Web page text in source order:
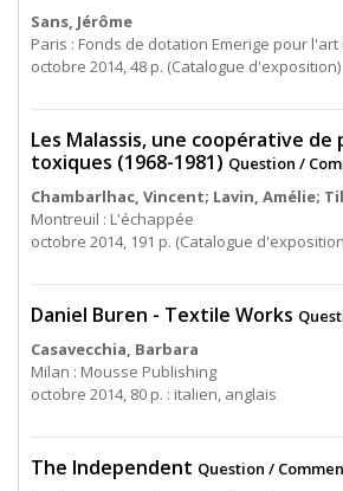
Sans, Jérôme
Paris : Fonds de dotation Emerige pour
octobre 2014, 48 p. (Catalogue d'exposition)
Les Malassis, une coopérative de
toxiques (1968-1981) Question /
Chambarlhac, Vincent; Lavin, Amélie;
Montreuil : L'échappée
octobre 2014, 191 p. (Catalogue
Daniel Buren - Textile Works
Casavecchia, Barbara
Milan : Mousse Publishing
octobre 2014, 80 p. : italien, anglais
The Independent Question /